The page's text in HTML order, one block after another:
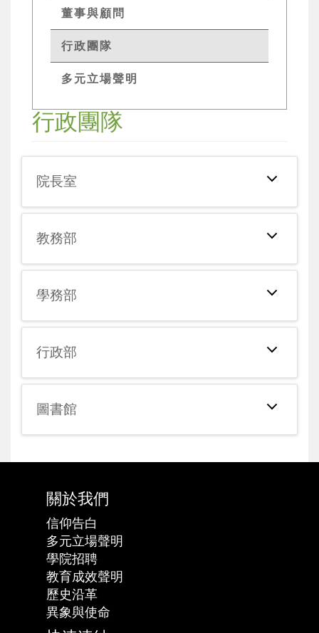
董事與顧問
行政團隊
多元立場聲明
行政團隊
院長室
教務部
學務部
行政部
圖書館
關於我們
信仰告白
多元立場聲明
學院招聘
教育成效聲明
歷史沿革
異象與使命